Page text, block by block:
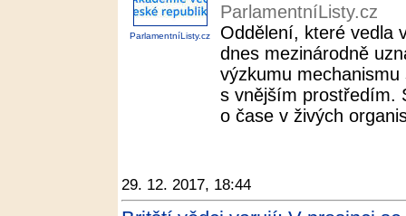
ParlamentníListy.cz
ParlamentníListy.cz
Oddělení, které vedla
dnes mezinárodně
výzkumu
s vnějším prostředím.
o čase v živých
29. 12. 2017, 18:44